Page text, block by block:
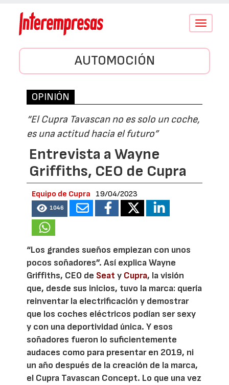
Conmutar
AUTOMOCIÓN
OPINIÓN
“El Cupra Tavascan no es solo un coche,
es una actitud hacia el futuro”
Entrevista a Wayne
Griffiths, CEO de Cupra
Equipo de Cupra 19/04/2023
1046
“Los grandes sueños empiezan con unos
pocos soñadores”. Así explica Wayne
Griffiths, CEO de Seat y Cupra, la visión
que, desde sus inicios, tuvo la marca: quería
reinventar la electrificación y demostrar
que los coches eléctricos podían ser sexy
y con una deportividad única. Y esos
soñadores fueron lo suficientemente
audaces como para presentar en 2019, ni
un año después de la creación de la marca,
el Cupra Tavascan Concept. Lo que una vez